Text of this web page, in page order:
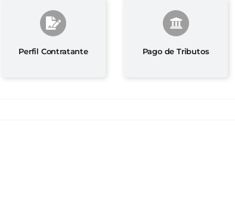
Perfil Contratante Pago de Tributos